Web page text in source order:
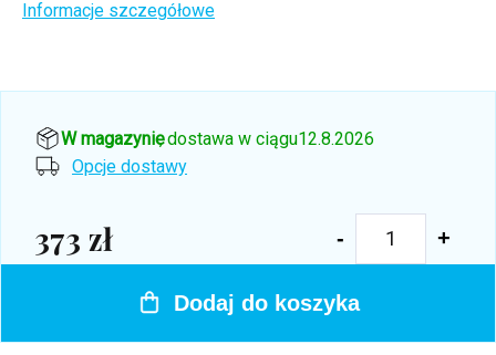
Informacje szczegółowe
W magazynie, dostawa w ciągu12.8.2026
Opcje dostawy
373 zł
Cena
Dodaj do koszyka